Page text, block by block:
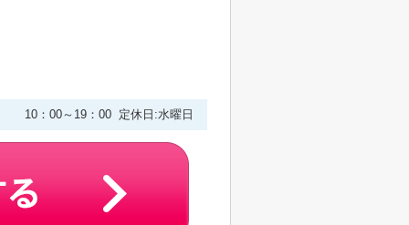
10：00～19：00 定休日:水曜日